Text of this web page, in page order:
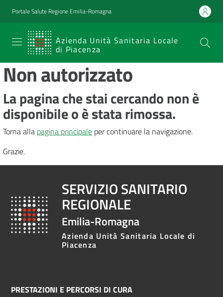
Vai al contenuto
Vai alla navigazione
Vai al footer
Portale Salute Regione Emilia-Romagna
Azienda Unità Sanitaria Locale
di Piacenza
SERVIZIO
SANITARIO
REGIONALE
Emilia-
Romagna
Azienda Unità
Sanitaria Locale
di Piacenza
percorsi
di
cura
per...
Non autorizzato
La pagina che stai cercando non è
disponibile o è stata rimossa.
Torna alla pagina principale per continuare la navigazione.
Grazie.
SERVIZIO SANITARIO
REGIONALE
Emilia-Romagna
Azienda Unità Sanitaria Locale di
Piacenza
PRESTAZIONI E PERCORSI DI CURA